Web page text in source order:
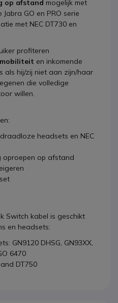
op afstand mogelijk met
GO en PRO serie
met NEC DT730 en
profiteren
en inkomende
als hij/zij niet aan zijn/haar
die volledige
willen.
headsets en NEC
oproepen op afstand
Switch kabel is geschikt
en headsets:
GN9120 DHSG, GN93XX,
6470
DT750